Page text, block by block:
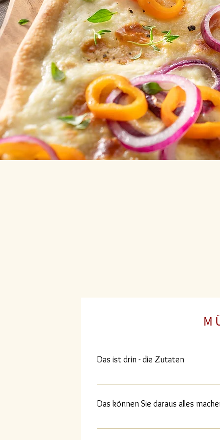
M
Das ist drin - die Zutaten
Weizenmehl*; Trinkwasser;
biologischem Anbau.
Das können Sie daraus alles
Flammkuchen mit verschieden